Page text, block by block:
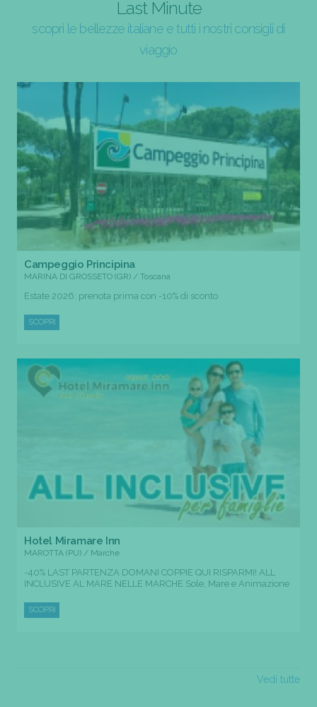
Last Minute
scopri le bellezze italiane e tutti i nostri consigli di
viaggio
Campeggio Principina
MARINA DI GROSSETO (GR) / Toscana
Estate 2026: prenota prima con -10% di sconto
SCOPRI
Hotel Miramare Inn
MAROTTA (PU) / Marche
-40% LAST PARTENZA DOMANI COPPIE QUI RISPARMI! ALL
INCLUSIVE AL MARE NELLE MARCHE Sole, Mare e Animazione
SCOPRI
Vedi tutte